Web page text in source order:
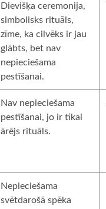
Dievišķa ceremonija,
simbolisks rituāls,
zīme, ka cilvēks ir jau
glābts, bet nav
nepieciešama
pestīšanai.
Nav nepieciešama
pestīšanai, jo ir tikai
ārējs rituāls.
Nepieciešama
svētdarošā spēka